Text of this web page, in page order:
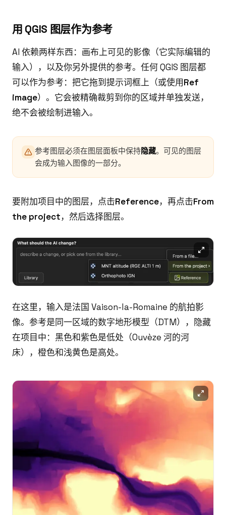
用 QGIS 图层作为参考
AI 依赖两样东西：画布上可见的影像（它实际编辑的
输入），以及你另外提供的参考。任何 QGIS 图层都
可以作为参考：把它拖到提示词框上（或使用Ref
image）。它会被精确裁剪到你的区域并单独发送，
绝不会被绘制进输入。
参考图层必须在图层面板中保持隐藏。可见的图层
会成为输入图像的一部分。
要附加项目中的图层，点击Reference，再点击From
the project，然后选择图层。
在这里，输入是法国 Vaison-la-Romaine 的航拍影
像。参考是同一区域的数字地形模型（DTM），隐藏
在项目中：黑色和紫色是低处（Ouvèze 河的河
床），橙色和浅黄色是高处。